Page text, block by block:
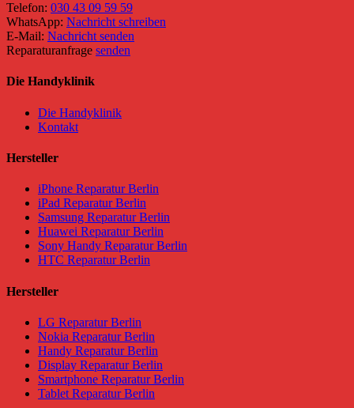
Telefon: 030 43 09 59 59
WhatsApp: Nachricht schreiben
E-Mail: Nachricht senden
Reparaturanfrage senden
Die Handyklinik
Die Handyklinik
Kontakt
Hersteller
iPhone Reparatur Berlin
iPad Reparatur Berlin
Samsung Reparatur Berlin
Huawei Reparatur Berlin
Sony Handy Reparatur Berlin
HTC Reparatur Berlin
Hersteller
LG Reparatur Berlin
Nokia Reparatur Berlin
Handy Reparatur Berlin
Display Reparatur Berlin
Smartphone Reparatur Berlin
Tablet Reparatur Berlin